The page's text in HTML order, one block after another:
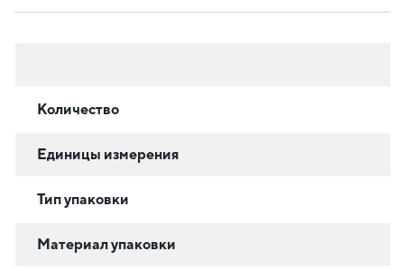
Количество
Единицы измерения
Тип упаковки
Материал упаковки